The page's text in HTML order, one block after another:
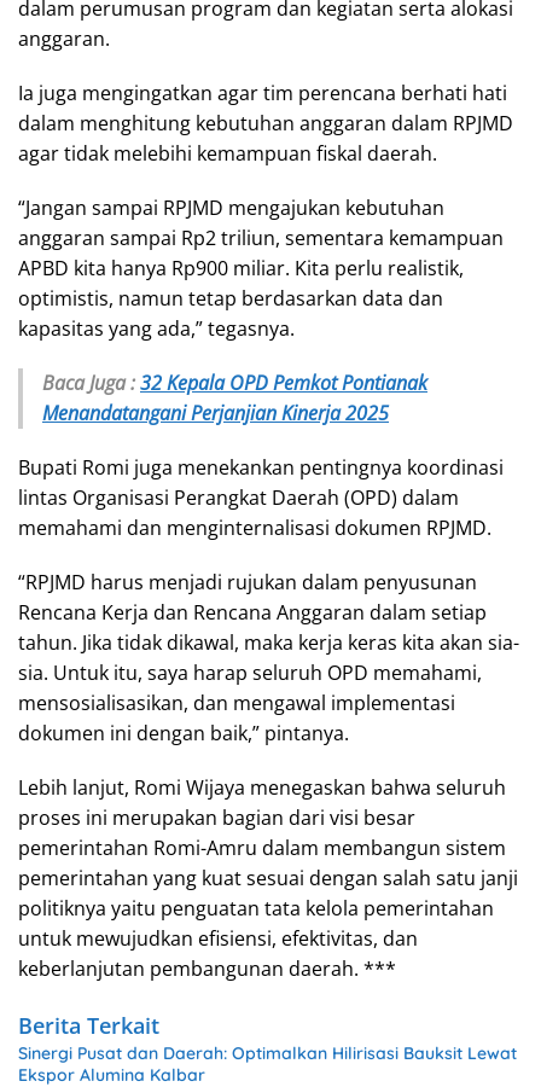
dalam perumusan program dan kegiatan serta alokasi
anggaran.
Ia juga mengingatkan agar tim perencana berhati hati
dalam menghitung kebutuhan anggaran dalam RPJMD
agar tidak melebihi kemampuan fiskal daerah.
“Jangan sampai RPJMD mengajukan kebutuhan
anggaran sampai Rp2 triliun, sementara kemampuan
APBD kita hanya Rp900 miliar. Kita perlu realistik,
optimistis, namun tetap berdasarkan data dan
kapasitas yang ada,” tegasnya.
Baca Juga :32 Kepala OPD Pemkot Pontianak
Menandatangani Perjanjian Kinerja 2025
Bupati Romi juga menekankan pentingnya koordinasi
lintas Organisasi Perangkat Daerah (OPD) dalam
memahami dan menginternalisasi dokumen RPJMD.
“RPJMD harus menjadi rujukan dalam penyusunan
Rencana Kerja dan Rencana Anggaran dalam setiap
tahun. Jika tidak dikawal, maka kerja keras kita akan sia-
sia. Untuk itu, saya harap seluruh OPD memahami,
mensosialisasikan, dan mengawal implementasi
dokumen ini dengan baik,” pintanya.
Lebih lanjut, Romi Wijaya menegaskan bahwa seluruh
proses ini merupakan bagian dari visi besar
pemerintahan Romi-Amru dalam membangun sistem
pemerintahan yang kuat sesuai dengan salah satu janji
politiknya yaitu penguatan tata kelola pemerintahan
untuk mewujudkan efisiensi, efektivitas, dan
keberlanjutan pembangunan daerah. ***
Berita Terkait
Sinergi Pusat dan Daerah: Optimalkan Hilirisasi Bauksit Lewat
Ekspor Alumina Kalbar